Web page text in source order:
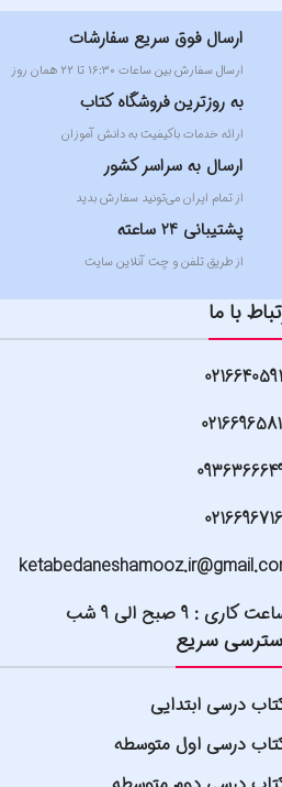
ارسال فوق سریع سفارشات
ارسال سفارش بین ساعات ۱۶:۳۰ تا ۲۲ همان روز
به روزترین فروشگاه کتاب
ارائه خدمات باکیفیت به دانش آموزان
ارسال به سراسر کشور
از تمام ایران می‌تونید سفارش بدید
پشتیبانی 24 ساعته
از طریق تلفن و چت آنلاین سایت
با ما
کاری : 9 صبح الی 9 شب
سریع
درسی ابتدایی
درسی اول متوسطه